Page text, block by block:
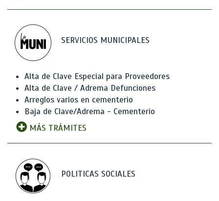
SERVICIOS MUNICIPALES
Alta de Clave Especial para Proveedores
Alta de Clave / Adrema Defunciones
Arreglos varios en cementerio
Baja de Clave/Adrema - Cementerio
MÁS TRÁMITES
POLITICAS SOCIALES